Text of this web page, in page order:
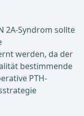
2A-Syndrom sollte
werden, da der
bestimmende
PTH-